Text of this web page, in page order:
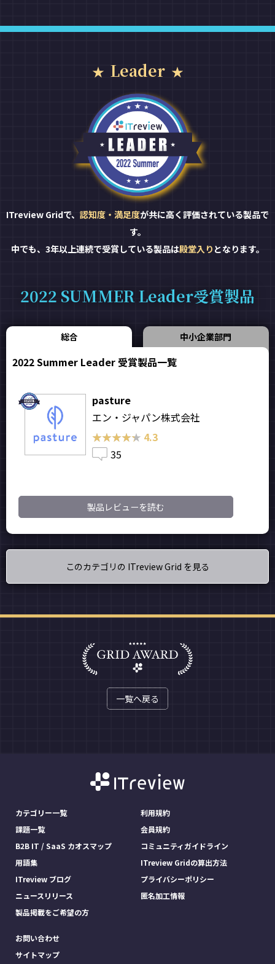
Leader
ITreview Gridで、 認知度・満足度が共に高く評価されている製品で
す。
中でも、3年以上連続で受賞している製品は殿堂入り となります。
2022 SUMMER Leader受賞製品
総合 中小企業部門
2022 Summer Leader 受賞製品一覧
pasture
エン・ジャパン株式会社
★★★★★
★★★★★ 4.3
35
製品レビューを読む
このカテゴリの ITreview Grid を見る
一覧へ戻る
カテゴリー一覧
課題一覧
B2B IT / SaaS カオスマップ
用語集
ITreview ブログ
ニュースリリース
製品掲載をご希望の方
利用規約
会員規約
コミュニティガイドライン
ITreview Gridの算出方法
プライバシーポリシー
匿名加工情報
お問い合わせ
サイトマップ